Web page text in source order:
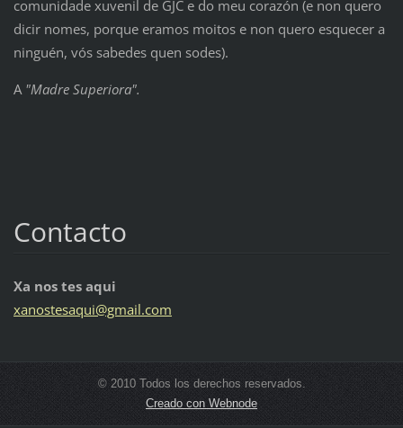
comunidade xuvenil de GJC e do meu corazón (e non quero
dicir nomes, porque eramos moitos e non quero esquecer a
ninguén, vós sabedes quen sodes).
A "Madre Superiora".
Contacto
Xa nos tes aqui
xanostesaqui@gmail.com
© 2010 Todos los derechos reservados.
Creado con Webnode